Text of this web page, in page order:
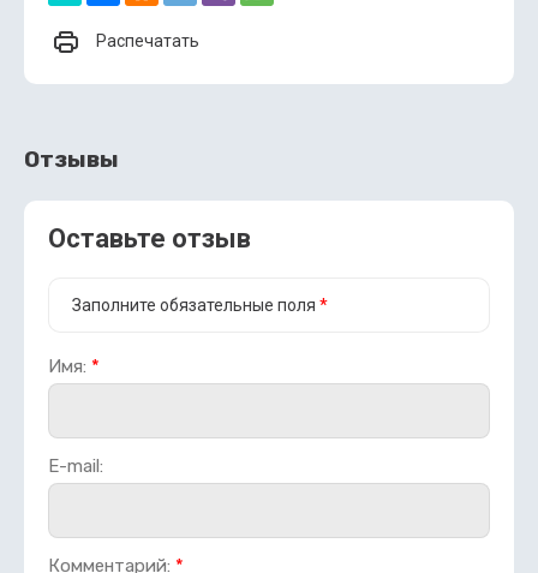
Распечатать
Отзывы
Оставьте отзыв
Заполните обязательные поля *
Имя: *
E-mail:
Комментарий: *